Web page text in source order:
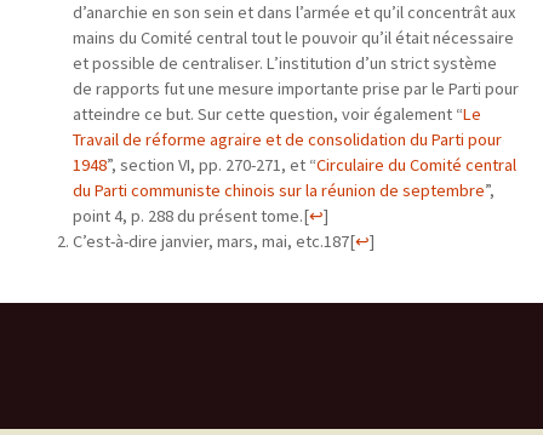
d’anarchie en son sein et dans l’armée et qu’il concentrât aux
mains du Comité central tout le pouvoir qu’il était nécessaire
et possible de centraliser. L’institution d’un strict système
de rapports fut une mesure importante prise par le Parti pour
atteindre ce but. Sur cette question, voir également “Le
Travail de réforme agraire et de consolidation du Parti pour
1948”, section VI, pp. 270-271, et “Circulaire du Comité central
du Parti communiste chinois sur la réunion de septembre”,
point 4, p. 288 du présent tome.[↩]
C’est-à-dire janvier, mars, mai, etc.187[↩]